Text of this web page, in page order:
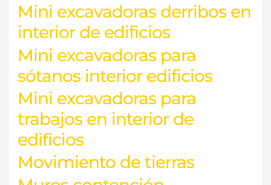
Mini excavadoras derribos en
interior de edificios
Mini excavadoras para
sótanos interior edificios
Mini excavadoras para
trabajos en interior de
edificios
Movimiento de tierras